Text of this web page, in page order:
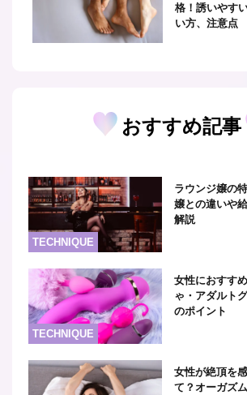
格！誘いやす
い方、注意点
おすすめ記事
TECHNIQUE
ラウンジ嬢の
嬢との違いや
解説
TECHNIQUE
女性におすす
ゃ・アダルト
のポイント
女性が絶頂を
て？オーガズ